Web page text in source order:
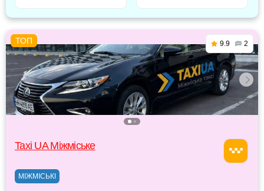
9.9 2
Taxi UA Міжміське
МІЖМІСЬКІ